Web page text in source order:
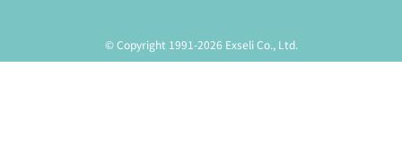
© Copyright 1991-2026 Exseli Co., Ltd.